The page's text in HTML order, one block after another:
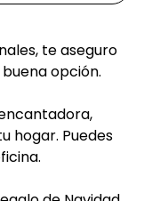
te aseguro
opción.
hogar. Puedes